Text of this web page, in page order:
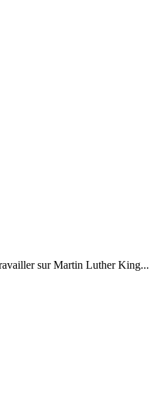
sur Martin Luther King...